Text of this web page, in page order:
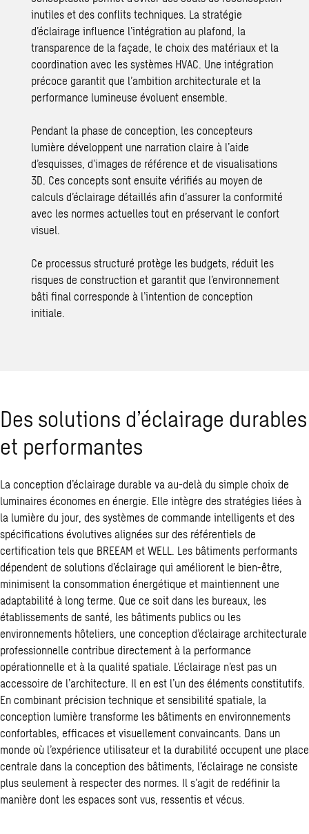
inutiles et des conflits techniques. La stratégie
d’éclairage influence l’intégration au plafond, la
transparence de la façade, le choix des matériaux et la
coordination avec les systèmes HVAC. Une intégration
précoce garantit que l’ambition architecturale et la
performance lumineuse évoluent ensemble.
Pendant la phase de conception, les concepteurs
lumière développent une narration claire à l’aide
d’esquisses, d’images de référence et de visualisations
3D. Ces concepts sont ensuite vérifiés au moyen de
calculs d’éclairage détaillés afin d’assurer la conformité
avec les normes actuelles tout en préservant le confort
visuel.
Ce processus structuré protège les budgets, réduit les
risques de construction et garantit que l’environnement
bâti final corresponde à l’intention de conception
initiale.
Des solutions d’éclairage durables
et performantes
La conception d’éclairage durable va au-delà du simple choix de
luminaires économes en énergie. Elle intègre des stratégies liées à
la lumière du jour, des systèmes de commande intelligents et des
spécifications évolutives alignées sur des référentiels de
certification tels que BREEAM et WELL. Les bâtiments performants
dépendent de solutions d’éclairage qui améliorent le bien-être,
minimisent la consommation énergétique et maintiennent une
adaptabilité à long terme. Que ce soit dans les bureaux, les
établissements de santé, les bâtiments publics ou les
environnements hôteliers, une conception d’éclairage architecturale
professionnelle contribue directement à la performance
opérationnelle et à la qualité spatiale. L’éclairage n’est pas un
accessoire de l’architecture. Il en est l’un des éléments constitutifs.
En combinant précision technique et sensibilité spatiale, la
conception lumière transforme les bâtiments en environnements
confortables, efficaces et visuellement convaincants. Dans un
monde où l’expérience utilisateur et la durabilité occupent une place
centrale dans la conception des bâtiments, l’éclairage ne consiste
plus seulement à respecter des normes. Il s’agit de redéfinir la
manière dont les espaces sont vus, ressentis et vécus.